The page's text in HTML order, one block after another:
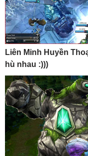
Liên Minh Huyền
hù nhau :)))